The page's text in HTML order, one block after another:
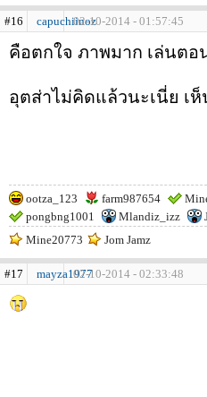
#16 capuchiinoz02-10-2014 - 01:57:45
คือตกใจ ภาพมาก เล่นตอ
อุตส่าไม่คิดแล้วนะเนี่ย เห็
ootza_123 farm987654
pongbng1001
Mlandiz_izz
Mine20773
Jom Jamz
#17 mayza197702-10-2014 - 02:33:48